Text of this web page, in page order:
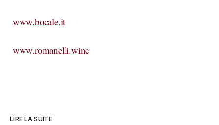
www.bocale.it
www.romanelli.wine
LIRE LA SUITE